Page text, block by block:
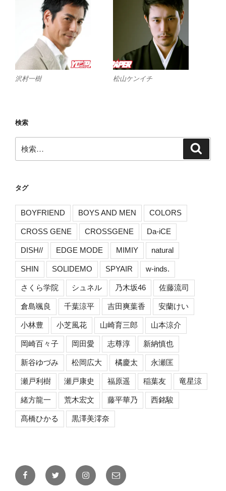
沢村一樹 松山ケンイチ
検索
索:
タグ
BOYFRIEND BOYS AND MEN COLORS
CROSS GENE CROSSGENE Da-iCE
DISH// EDGE MODE MIMIY natural
SHIN SOLIDEMO SPYAIR w-inds.
さくら学院 シュネル 乃木坂46 佐藤流司
倉島颯良 千葉涼平 吉田爽葉香 安蘭けい
小林豊 小芝風花 山崎育三郎 山本涼介
岡崎百々子 岡田愛 志尊淳 新納慎也
新谷ゆづみ 松岡広大 橘慶太 永瀬匡
瀬戸利樹 瀬戸康史 福原遥 稲葉友 竜星涼
緒方龍一 荒木宏文 藤平華乃 西銘駿
髙橋ひかる 黒澤美澪奈
FacebookTwitter Instagramメ
ー